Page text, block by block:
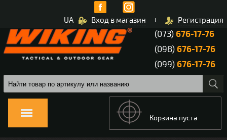
Вход в магазин Регистрация
UA
(073)676-17-76
(098)676-17-76
(099)676-17-76
Корзина пуста